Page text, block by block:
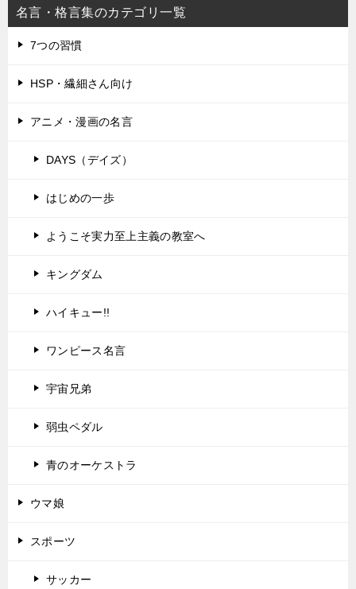
名言・格言集のカテゴリ一覧
7つの習慣
HSP・繊細さん向け
アニメ・漫画の名言
DAYS（デイズ）
はじめの一歩
ようこそ実力至上主義の教室へ
キングダム
ハイキュー!!
ワンピース名言
宇宙兄弟
弱虫ペダル
青のオーケストラ
ウマ娘
スポーツ
サッカー